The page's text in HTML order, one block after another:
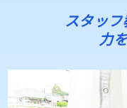
スタッ
力